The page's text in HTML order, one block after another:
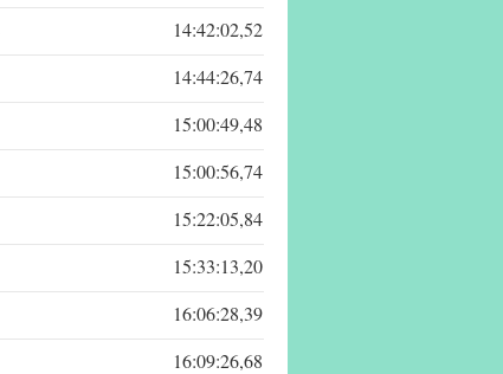
14:42:02,52
14:44:26,74
15:00:49,48
15:00:56,74
15:22:05,84
15:33:13,20
16:06:28,39
16:09:26,68